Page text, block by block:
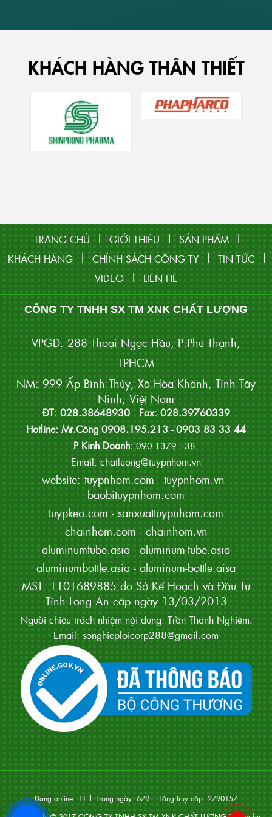
KHÁCH HÀNG THÂN THIẾT
TRANG CHỦ | GIỚI THIỆU | SẢN PHẨM |
KHÁCH HÀNG | CHÍNH SÁCH CÔNG TY | TIN TỨC |
VIDEO | LIÊN HỆ
CÔNG TY TNHH SX TM XNK CHẤT LƯỢNG
VPGD: 288 Thoại Ngọc Hầu, P.Phú Thạnh,
TPHCM
NM: 999 Ấp Bình Thủy, Xã Hòa Khánh, Tỉnh Tây
Ninh, Việt Nam
ĐT: 028.38648930 Fax: 028.39760339
Hotline: Mr.Công 0908.195.213 - 0903 83 33 44
P Kinh Doanh: 090.1379.138
Email: chatluong@tuypnhom.vn
website: tuypnhom.com - tuypnhom.vn -
baobituypnhom.com
tuypkeo.com - sanxuattuypnhom.com
chainhom.com - chainhom.vn
aluminumtube.asia - aluminum-tube.asia
aluminumbottle.asia - aluminum-bottle.aisa
MST: 1101689885 do Sở Kế Hoạch và Đầu Tư
Tỉnh Long An cấp ngày 13/03/2013
Người chiệu trách nhiệm nội dung: Trần Thanh Nghiêm.
Email: songhieploicorp288@gmail.com
Đang online: 11 | Trong ngày: 679 | Tổng truy cập: 2790157